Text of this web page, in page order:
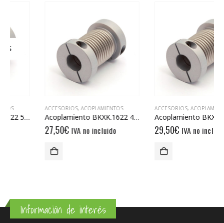
ACCESORIOS ,ACOPLAMIENTOS
Acoplamiento BKXK.1622 4/4
IVA no incluido
ACCESORIOS ,ACOPLAMIENTOS
Acoplamiento BKXK.2135 8/8
IVA no incluido
Información de interés